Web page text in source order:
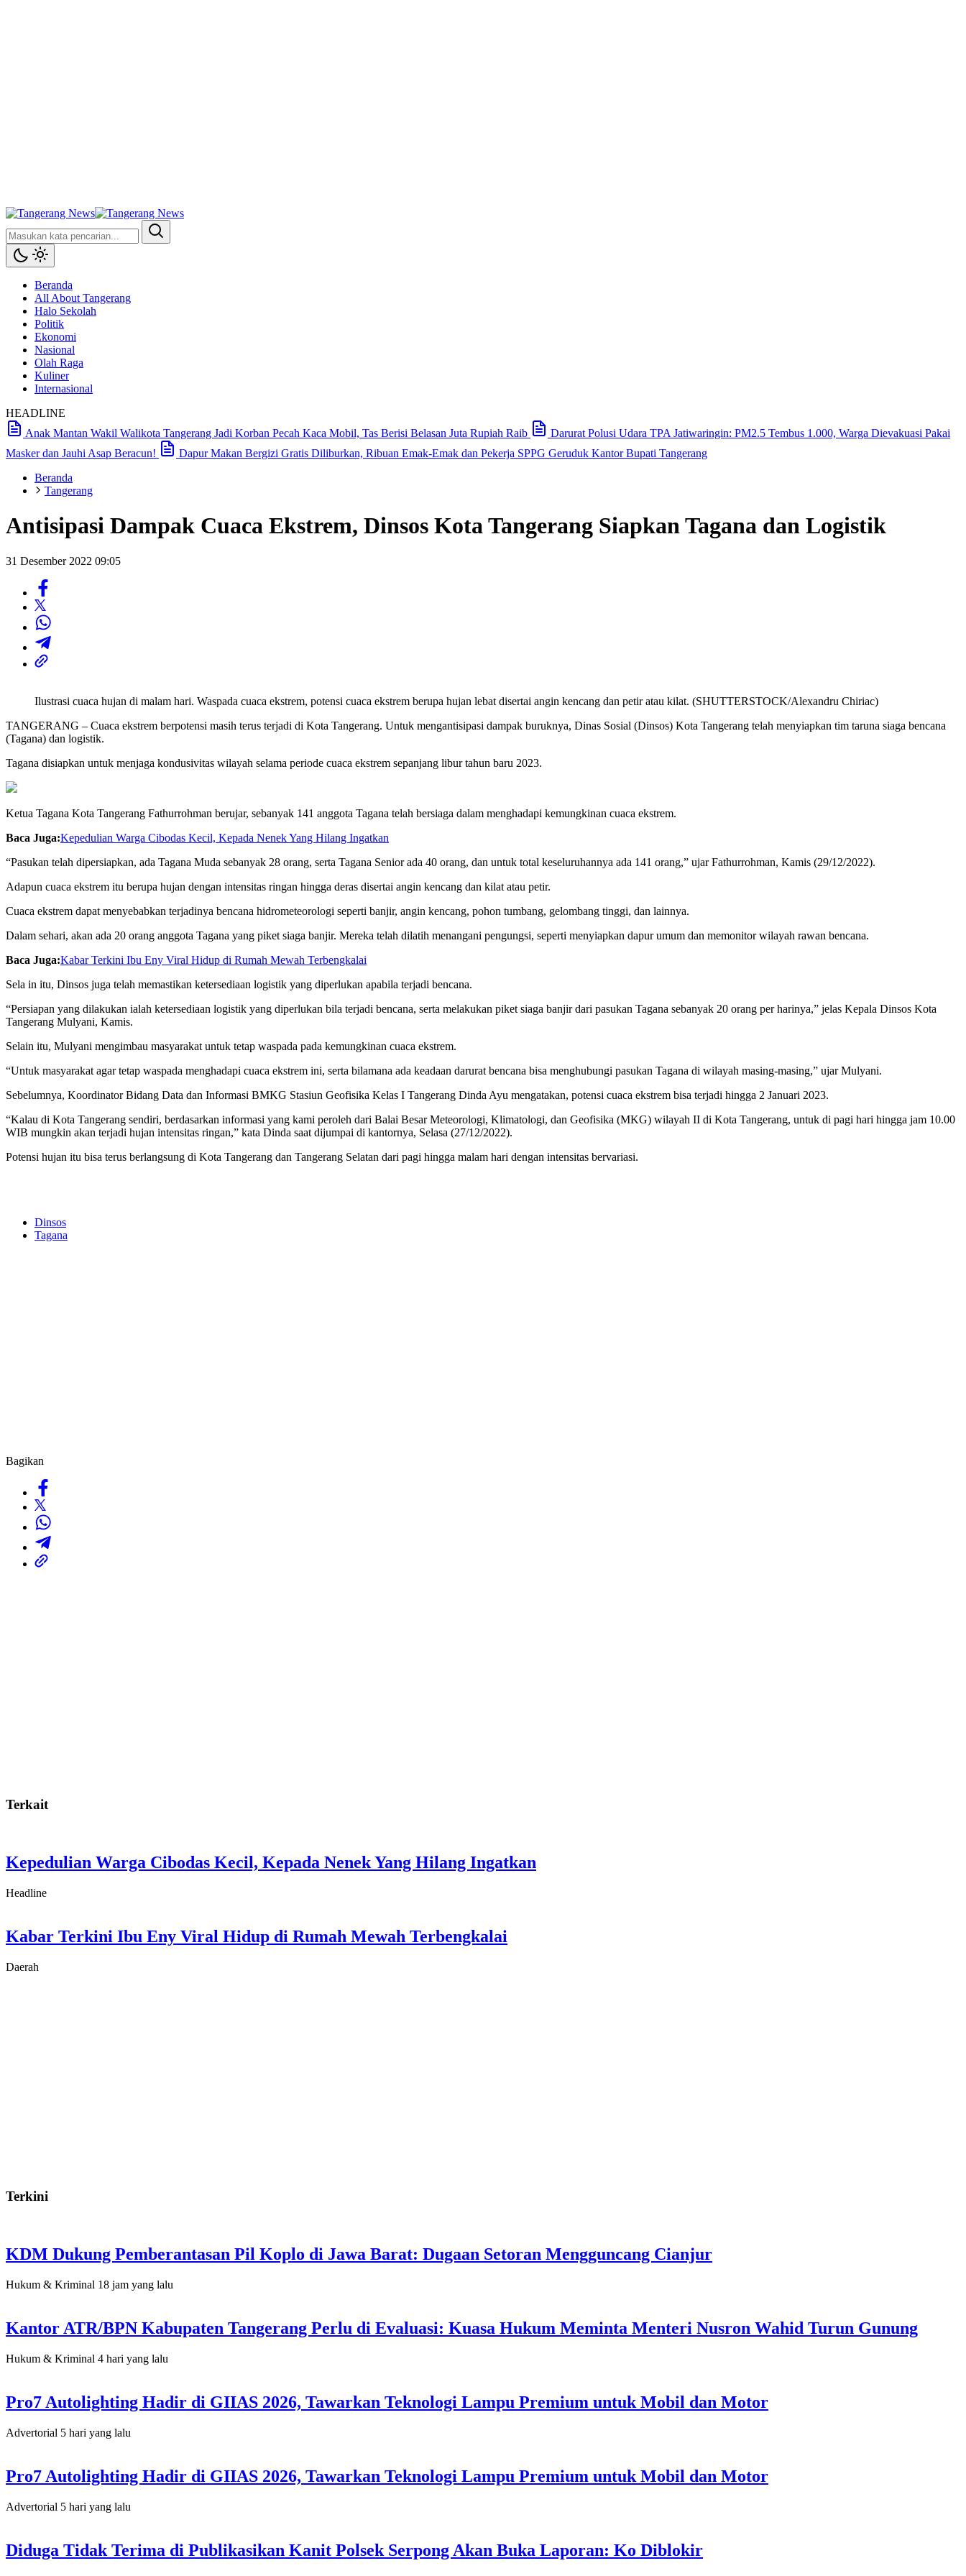
Beranda
All About Tangerang
Halo Sekolah
Politik
Ekonomi
Nasional
Olah Raga
Kuliner
Internasional
HEADLINE
Anak Mantan Wakil Walikota Tangerang Jadi Korban Pecah Kaca Mobil, Tas Berisi Belasan Juta Rupiah Raib
Darurat Polusi Udara TPA Jatiwaringin: PM2.5 Tembus 1.000, Warga Dievakuasi Pakai
Masker dan Jauhi Asap Beracun!
Dapur Makan Bergizi Gratis Diliburkan, Ribuan Emak-Emak dan Pekerja SPPG Geruduk Kantor Bupati Tangerang
Beranda
Tangerang
Antisipasi Dampak Cuaca Ekstrem, Dinsos Kota Tangerang Siapkan Tagana dan Logistik
31 Desember 2022 09:05
Ilustrasi cuaca hujan di malam hari. Waspada cuaca ekstrem, potensi cuaca ekstrem berupa hujan lebat disertai angin kencang dan petir atau kilat. (SHUTTERSTOCK/Alexandru Chiriac)
TANGERANG – Cuaca ekstrem berpotensi masih terus terjadi di Kota Tangerang. Untuk mengantisipasi dampak buruknya, Dinas Sosial (Dinsos) Kota Tangerang telah menyiapkan tim taruna siaga bencana
(Tagana) dan logistik.
Tagana disiapkan untuk menjaga kondusivitas wilayah selama periode cuaca ekstrem sepanjang libur tahun baru 2023.
Ketua Tagana Kota Tangerang Fathurrohman berujar, sebanyak 141 anggota Tagana telah bersiaga dalam menghadapi kemungkinan cuaca ekstrem.
Baca Juga:Kepedulian Warga Cibodas Kecil, Kepada Nenek Yang Hilang Ingatkan
“Pasukan telah dipersiapkan, ada Tagana Muda sebanyak 28 orang, serta Tagana Senior ada 40 orang, dan untuk total keseluruhannya ada 141 orang,” ujar Fathurrohman, Kamis (29/12/2022).
Adapun cuaca ekstrem itu berupa hujan dengan intensitas ringan hingga deras disertai angin kencang dan kilat atau petir.
Cuaca ekstrem dapat menyebabkan terjadinya bencana hidrometeorologi seperti banjir, angin kencang, pohon tumbang, gelombang tinggi, dan lainnya.
Dalam sehari, akan ada 20 orang anggota Tagana yang piket siaga banjir. Mereka telah dilatih menangani pengungsi, seperti menyiapkan dapur umum dan memonitor wilayah rawan bencana.
Baca Juga:Kabar Terkini Ibu Eny Viral Hidup di Rumah Mewah Terbengkalai
Sela in itu, Dinsos juga telah memastikan ketersediaan logistik yang diperlukan apabila terjadi bencana.
“Persiapan yang dilakukan ialah ketersediaan logistik yang diperlukan bila terjadi bencana, serta melakukan piket siaga banjir dari pasukan Tagana sebanyak 20 orang per harinya,” jelas Kepala Dinsos Kota
Tangerang Mulyani, Kamis.
Selain itu, Mulyani mengimbau masyarakat untuk tetap waspada pada kemungkinan cuaca ekstrem.
“Untuk masyarakat agar tetap waspada menghadapi cuaca ekstrem ini, serta bilamana ada keadaan darurat bencana bisa menghubungi pasukan Tagana di wilayah masing-masing,” ujar Mulyani.
Sebelumnya, Koordinator Bidang Data dan Informasi BMKG Stasiun Geofisika Kelas I Tangerang Dinda Ayu mengatakan, potensi cuaca ekstrem bisa terjadi hingga 2 Januari 2023.
“Kalau di Kota Tangerang sendiri, berdasarkan informasi yang kami peroleh dari Balai Besar Meteorologi, Klimatologi, dan Geofisika (MKG) wilayah II di Kota Tangerang, untuk di pagi hari hingga jam 10.00
WIB mungkin akan terjadi hujan intensitas ringan,” kata Dinda saat dijumpai di kantornya, Selasa (27/12/2022).
Potensi hujan itu bisa terus berlangsung di Kota Tangerang dan Tangerang Selatan dari pagi hingga malam hari dengan intensitas bervariasi.
Dinsos
Tagana
Bagikan
Terkait
Kepedulian Warga Cibodas Kecil, Kepada Nenek Yang Hilang Ingatkan
Headline
Kabar Terkini Ibu Eny Viral Hidup di Rumah Mewah Terbengkalai
Daerah
Terkini
KDM Dukung Pemberantasan Pil Koplo di Jawa Barat: Dugaan Setoran Mengguncang Cianjur
Hukum & Kriminal 18 jam yang lalu
Kantor ATR/BPN Kabupaten Tangerang Perlu di Evaluasi: Kuasa Hukum Meminta Menteri Nusron Wahid Turun Gunung
Hukum & Kriminal 4 hari yang lalu
Pro7 Autolighting Hadir di GIIAS 2026, Tawarkan Teknologi Lampu Premium untuk Mobil dan Motor
Advertorial 5 hari yang lalu
Pro7 Autolighting Hadir di GIIAS 2026, Tawarkan Teknologi Lampu Premium untuk Mobil dan Motor
Advertorial 5 hari yang lalu
Diduga Tidak Terima di Publikasikan Kanit Polsek Serpong Akan Buka Laporan: Ko Diblokir